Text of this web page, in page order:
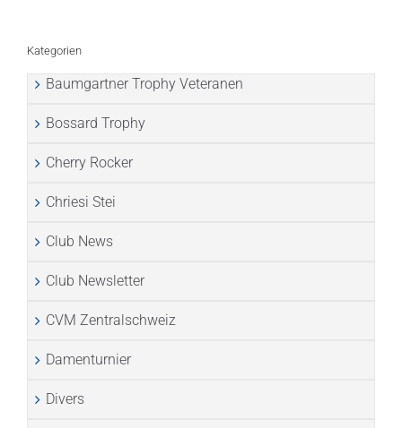
Kategorien
Baumgartner Trophy Veteranen
Bossard Trophy
Cherry Rocker
Chriesi Stei
Club News
Club Newsletter
CVM Zentralschweiz
Damenturnier
Divers